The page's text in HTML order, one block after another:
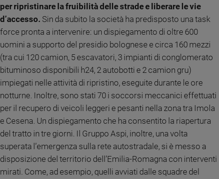
inclusione
Cultura
e
Sanremo
Tv
e
streaming
Libri
Musica
Arte
per ripristinare la fruibilità delle strade e liberare le vie
d’accesso. Sin da subito la società ha predisposto una task
force pronta a intervenire: un dispiegamento di oltre 600
uomini a supporto del presidio bolognese e circa 160 mezzi
(tra cui 120 camion, 5 escavatori, 3 impianti di conglomerato
bituminoso disponibili h24, 2 autobotti e 2 camion gru)
impiegati nelle attività di ripristino, eseguite durante le ore
notturne. Inoltre, sono stati 70 i soccorsi meccanici effettuati
per il recupero di veicoli leggeri e pesanti nella zona tra Imola
e Cesena. Un dispiegamento che ha consentito la riapertura
del tratto in tre giorni. Il Gruppo Aspi, inoltre, una volta
superata l’emergenza sulla rete autostradale, si è messo a
disposizione del territorio dell’Emilia-Romagna con interventi
mirati. Come, ad esempio, quelli avviati dalle squadre del